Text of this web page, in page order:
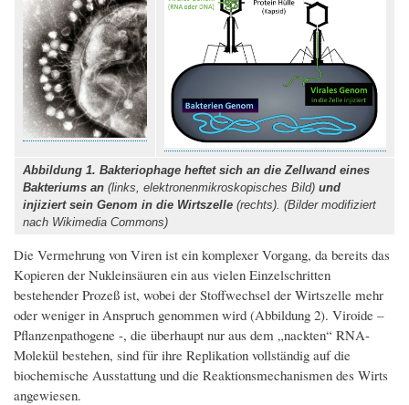
Abbildung 1. Bakteriophage heftet sich an die Zellwand eines
Bakteriums an (links, elektronenmikroskopisches Bild) und
injiziert sein Genom in die Wirtszelle (rechts). (Bilder modifiziert
nach Wikimedia Commons)
Die Vermehrung von Viren ist ein komplexer Vorgang, da bereits das
Kopieren der Nukleinsäuren ein aus vielen Einzelschritten
bestehender Prozeß ist, wobei der Stoffwechsel der Wirtszelle mehr
oder weniger in Anspruch genommen wird (Abbildung 2). Viroide –
Pflanzenpathogene -, die überhaupt nur aus dem „nackten“ RNA-
Molekül bestehen, sind für ihre Replikation vollständig auf die
biochemische Ausstattung und die Reaktionsmechanismen des Wirts
angewiesen.